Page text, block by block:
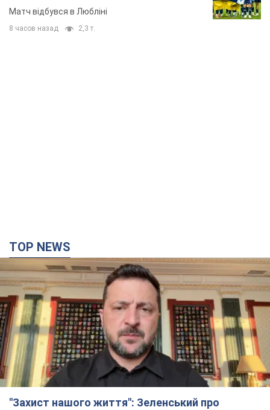
Матч відбувся в Любліні
8 часов назад 2,3 т.
TOP NEWS
"Захист нашого життя": Зеленський про